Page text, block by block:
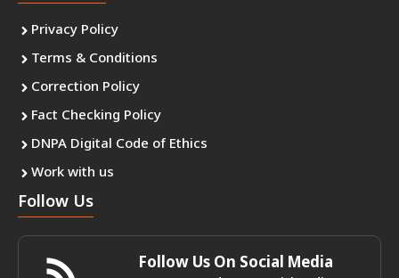
Privacy Policy
Terms & Conditions
Correction Policy
Fact Checking Policy
DNPA Digital Code of Ethics
Work with us
Follow Us
Follow Us On Social Media